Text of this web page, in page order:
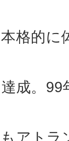
格的に
成。99
アトラ